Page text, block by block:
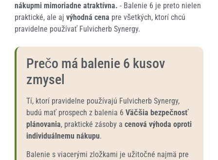
nákupmi mimoriadne atraktívna. - Balenie 6 je preto nielen
praktické, ale aj výhodná cena pre všetkých, ktorí chcú
pravidelne používať Fulvicherb Synergy.
Prečo má balenie 6 kusov
zmysel
Tí, ktorí pravidelne používajú Fulvicherb Synergy,
budú mať prospech z balenia 6 Väčšia bezpečnosť
plánovania, praktické zásoby a cenová výhoda oproti
individuálnemu nákupu.
Balenie s viacerými zložkami je užitočné najmä pre